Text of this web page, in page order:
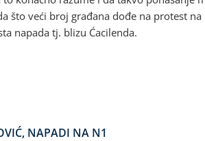
što veći broj građana dođe na protest
napada tj. blizu Ćacilenda.
, NAPADI NA N1